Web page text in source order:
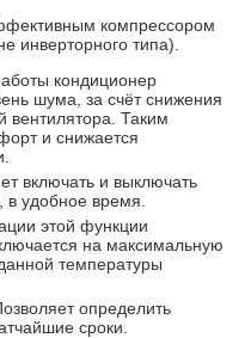
компрессором
инверторного типа).
кондиционер
шума, за счёт снижения
вентилятора. Таким
и снижается
включать и выключать
в удобное время.
этой функции
на максимальную
температуры
определить
сроки.